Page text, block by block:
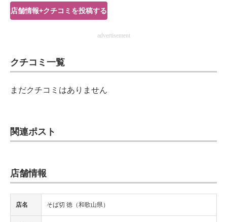
エレクトロニクス専門サイト
電子設計の基本と応用
ちょっと気になるネットの話題
店舗情報+クチコミを投稿する
advertisement
クチコミ一覧
まだクチコミはありません
関連ポスト
店舗情報
店名 そば切 徳（和歌山県）